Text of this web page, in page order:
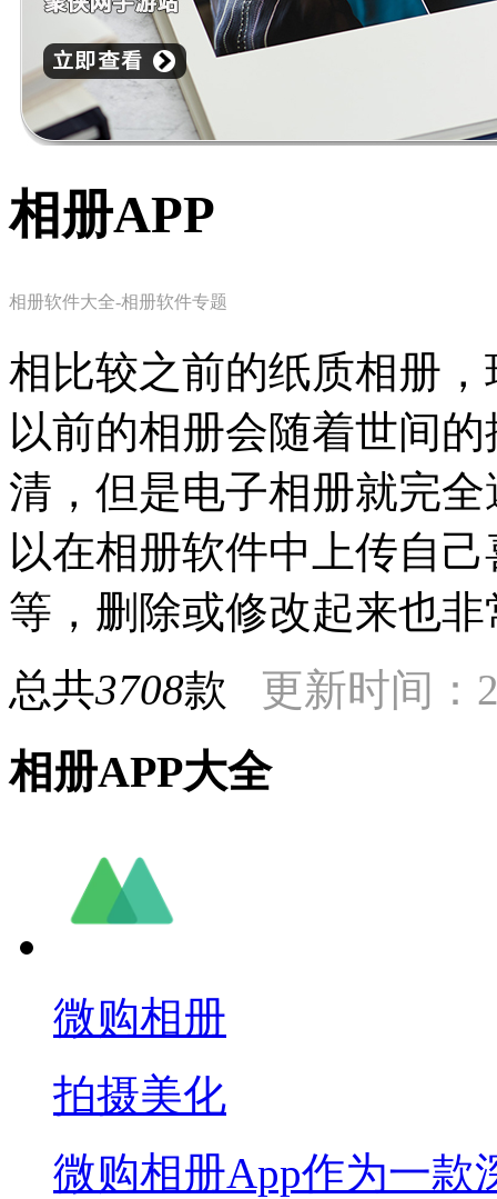
相册APP
相册软件大全-相册软件专题
相比较之前的纸质相册
以前的相册会随着世间
清，但是电子相册就完
以在相册软件中上传自
等，删除或修改起来也
总共3708款 更新时间：
相册APP大全
微购相册
拍摄美化
微购相册App作为一款